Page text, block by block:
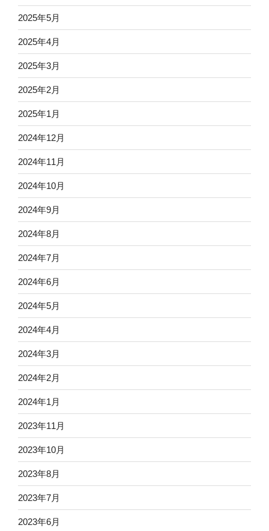
2025年5月
2025年4月
2025年3月
2025年2月
2025年1月
2024年12月
2024年11月
2024年10月
2024年9月
2024年8月
2024年7月
2024年6月
2024年5月
2024年4月
2024年3月
2024年2月
2024年1月
2023年11月
2023年10月
2023年8月
2023年7月
2023年6月